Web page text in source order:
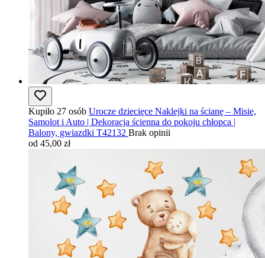
Kupiło 27 osób Urocze dziecięce Naklejki na ścianę – Misie,
Samolot i Auto | Dekoracja ścienna do pokoju chłopca |
Balony, gwiazdki T42132 Brak opinii
od 45,00 zł